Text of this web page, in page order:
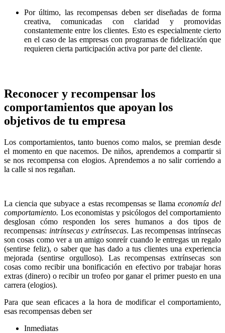
Por último, las recompensas deben ser diseñadas de forma
creativa, comunicadas con claridad y promovidas
constantemente entre los clientes. Esto es especialmente cierto
en el caso de las empresas con programas de fidelización que
requieren cierta participación activa por parte del cliente.
Reconocer y recompensar los
comportamientos que apoyan los
objetivos de tu empresa
Los comportamientos, tanto buenos como malos, se premian desde
el momento en que nacemos. De niños, aprendemos a compartir si
se nos recompensa con elogios. Aprendemos a no salir corriendo a
la calle si nos regañan.
La ciencia que subyace a estas recompensas se llama economía del
comportamiento. Los economistas y psicólogos del comportamiento
desglosan cómo responden los seres humanos a dos tipos de
recompensas: intrínsecas y extrínsecas. Las recompensas intrínsecas
son cosas como ver a un amigo sonreír cuando le entregas un regalo
(sentirse feliz), o saber que has dado a tus clientes una experiencia
mejorada (sentirse orgulloso). Las recompensas extrínsecas son
cosas como recibir una bonificación en efectivo por trabajar horas
extras (dinero) o recibir un trofeo por ganar el primer puesto en una
carrera (elogios).
Para que sean eficaces a la hora de modificar el comportamiento,
esas recompensas deben ser
Inmediatas